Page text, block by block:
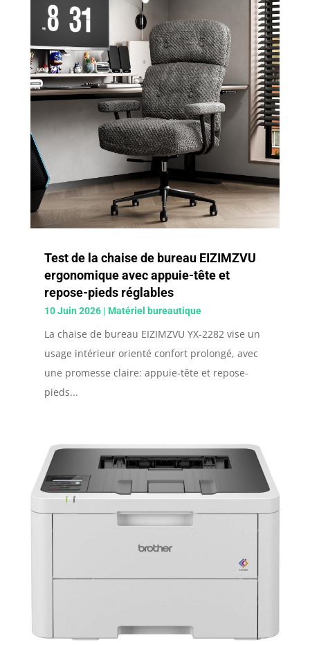
Test de la chaise de bureau EIZIMZVU
ergonomique avec appuie-tête et
repose-pieds réglables
10 Juin 2026| Matériel bureautique
La chaise de bureau EIZIMZVU YX-2282 vise un
usage intérieur orienté confort prolongé, avec
une promesse claire: appuie-tête et repose-
pieds...